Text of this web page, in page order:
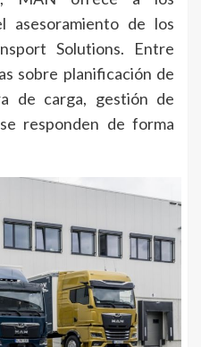
asesoramiento de los
Solutions. Entre
sobre planificación de
de carga, gestión de
responden de forma